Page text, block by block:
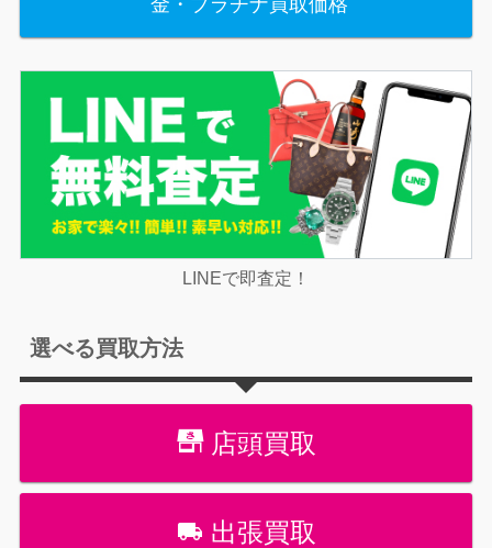
金・プラチナ買取価格
LINEで即査定！
選べる買取方法
店頭買取
出張買取